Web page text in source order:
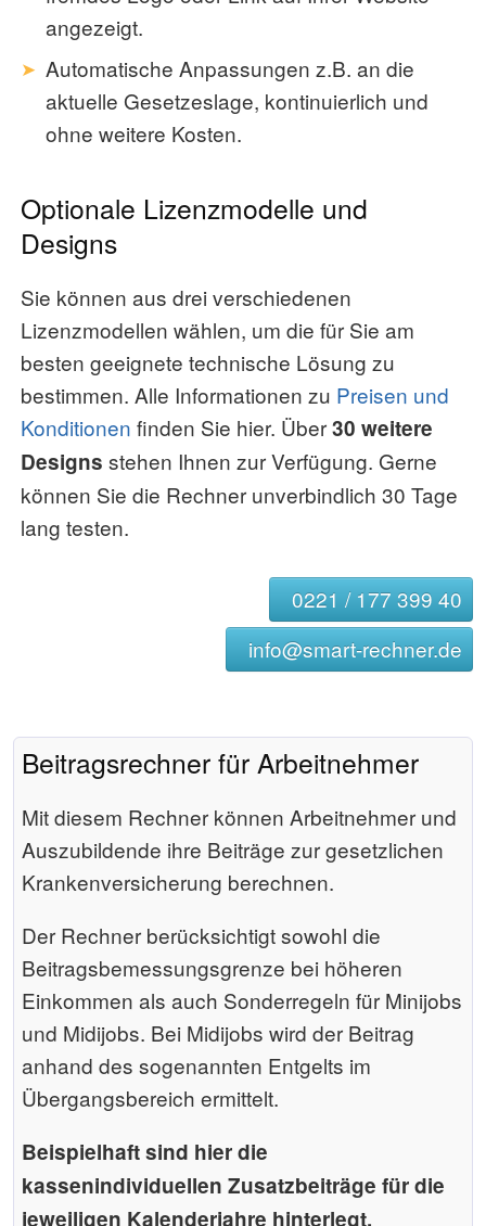
angezeigt.
Automatische Anpassungen z.B. an die
aktuelle Gesetzeslage, kontinuierlich und
ohne weitere Kosten.
Optionale Lizenzmodelle und
Designs
Sie können aus drei verschiedenen
Lizenzmodellen wählen, um die für Sie am
besten geeignete technische Lösung zu
bestimmen. Alle Informationen zu Preisen und
Konditionen finden Sie hier. Über30 weitere
Designs stehen Ihnen zur Verfügung. Gerne
können Sie die Rechner unverbindlich 30 Tage
lang testen.
0221 / 177 399 40
info@smart-rechner.de
Beitragsrechner für Arbeitnehmer
Mit diesem Rechner können Arbeitnehmer und
Auszubildende ihre Beiträge zur gesetzlichen
Krankenversicherung berechnen.
Der Rechner berücksichtigt sowohl die
Beitrags­bemessungs­grenze bei höheren
Einkommen als auch Sonderregeln für Minijobs
und Midijobs. Bei Midijobs wird der Beitrag
anhand des sogenannten Entgelts im
Übergangsbereich ermittelt.
Beispielhaft sind hier die
kassenindividuellen Zusatzbeiträge für die
jeweiligen Kalenderjahre hinterlegt.